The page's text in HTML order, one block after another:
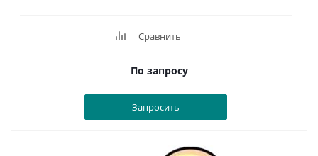
Сравнить
По запросу
Запросить